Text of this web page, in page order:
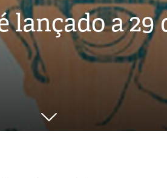
lançado a 29